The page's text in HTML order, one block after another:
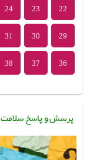
22
23
24
29
30
31
36
37
38
پرسش و پاسخ سلامت